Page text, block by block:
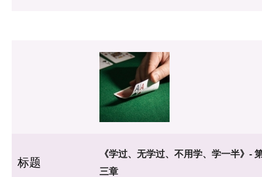
标题
《学过、无学过、不用学、学一半》-
三章